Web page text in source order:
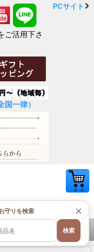
ご活用下さ
一律）
PCサイト
お問い合せ
×
守りを検索
検索